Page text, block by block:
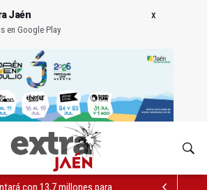
Jaén
en Google Play
con 13,7 millones para los daños del temporal